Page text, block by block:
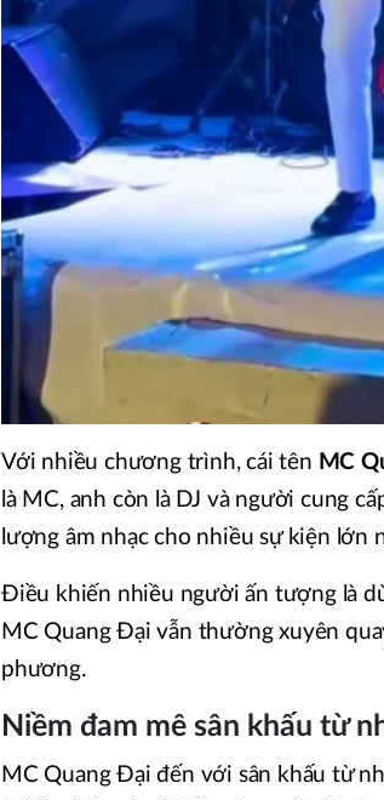
Với nhiều chương trình, cái tên MC
là MC, anh còn là DJ và người cung
lượng âm nhạc cho nhiều sự kiện lớn
Điều khiến nhiều người ấn tượng là
MC Quang Đại vẫn thường xuyên
phương.
Niềm đam mê sân khấu từ
MC Quang Đại đến với sân khấu từ